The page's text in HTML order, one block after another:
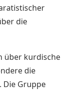
die
über kurdische
die
Die Gruppe